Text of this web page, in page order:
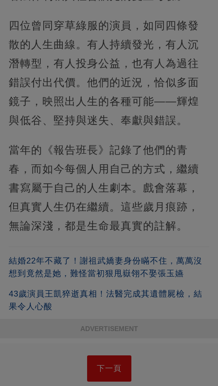
四位曾同穿草綠服的演員，如同四條發
散的人生曲線。有人持續發光，有人沉
潛轉型，有人投身公益，也有人為過往
錯誤付出代價。他們的近況，恰似多面
鏡子，映照出人生的各種可能——輝煌
與低谷、堅持與迷失、奉獻與錯誤。
當年的《報告班長》記錄了他們的青
春，而如今每個人用自己的方式，繼續
書寫屬于自己的人生劇本。戲會落幕，
但真實人生仍在繼續。這些歲月痕跡，
無論深淺，都是生命最真實的註解。
結婚22年不藏了！謝祖武嬌妻身份瞞不住，萬萬沒
想到竟然是她，難怪當初狠甩嶽翎不娶張玉嬿
43歲演員王凱猝逝真相！法醫完成其遺體屍檢，結
果令人心酸
ADVERTISEMENT
下一頁